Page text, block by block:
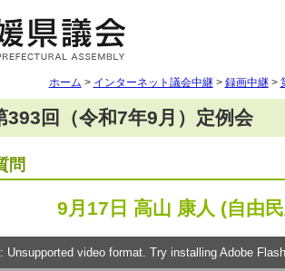
ホーム > インターネット議会中継> 録画中継>
393回（令和7年9月）定例会
問
9月17日 高山 康人 (自由
Unsupported video format. Try installing Adobe